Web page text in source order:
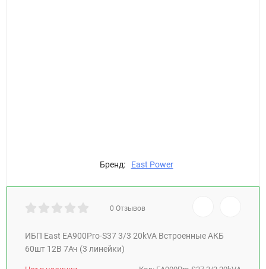
Бренд: East Power
0 Отзывов
ИБП East EA900Pro-S37 3/3 20kVA Встроенные АКБ
60шт 12В 7Ач (3 линейки)